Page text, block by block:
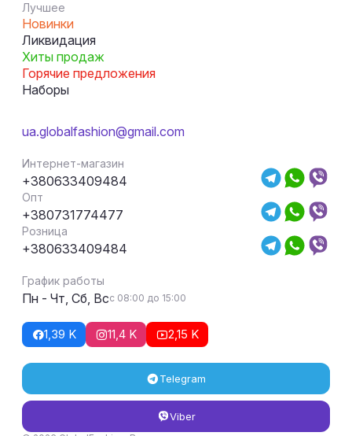
Лучшее
Новинки
Ликвидация
Хиты продаж
Горячие предложения
Наборы
ua.globalfashion@gmail.com
Интернет-магазин
+380633409484
Опт
+380731774477
Розница
+380633409484
График работы
Пн - Чт, Сб, Всс 08:00 до 15:00
1,39 K 11,4 K 2,15 K
Telegram
Viber